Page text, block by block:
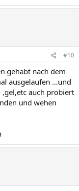
#10
gehabt nach dem
ausgelaufen ...und
auch probiert
und wehen